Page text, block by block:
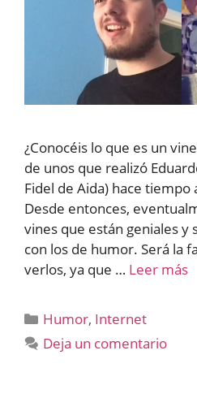
¿Conocéis lo que es un
de unos que realizó
Fidel de Aida) hace
Desde entonces,
vines que están geniales
con los de humor. Será la
verlos, ya que … Leer más
Categorías
Humor, Internet
Deja un comentario